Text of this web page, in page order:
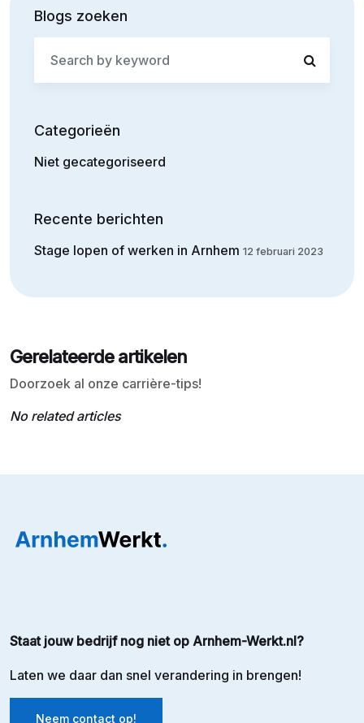
Blogs zoeken
for:
Categorieën
Niet gecategoriseerd
Recente berichten
Stage lopen of werken in Arnhem 12 februari 2023
Gerelateerde artikelen
Doorzoek al onze carrière-tips!
No related articles
Staat jouw bedrijf nog niet op Arnhem-Werkt.nl?
Laten we daar dan snel verandering in brengen!
Neem contact op!